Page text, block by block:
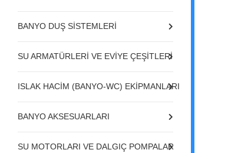
BANYO DUŞ SİSTEMLERİ
SU ARMATÜRLERİ VE EVİYE ÇEŞİTLERİ
ISLAK HACİM (BANYO-WC) EKİPMANLARI
BANYO AKSESUARLARI
SU MOTORLARI VE DALGIÇ POMPALAR